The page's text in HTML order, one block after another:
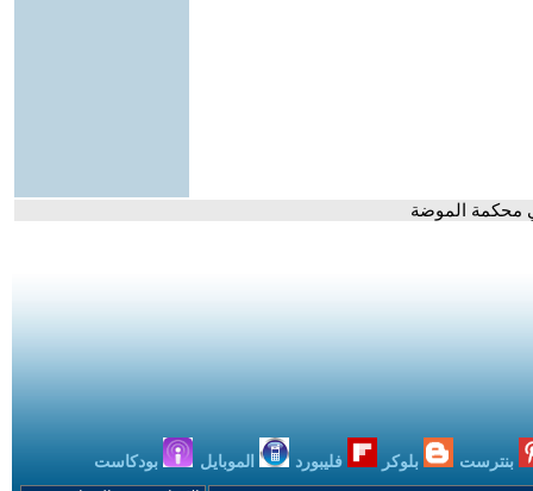
محكمة الموضة
بنترست بلوكر فليبورد الموبايل بودكاست